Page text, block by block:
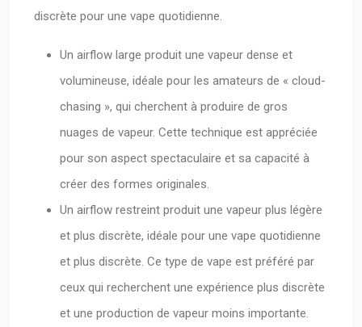
discrète pour une vape quotidienne.
Un airflow large produit une vapeur dense et
volumineuse, idéale pour les amateurs de « cloud-
chasing », qui cherchent à produire de gros
nuages de vapeur. Cette technique est appréciée
pour son aspect spectaculaire et sa capacité à
créer des formes originales.
Un airflow restreint produit une vapeur plus légère
et plus discrète, idéale pour une vape quotidienne
et plus discrète. Ce type de vape est préféré par
ceux qui recherchent une expérience plus discrète
et une production de vapeur moins importante.